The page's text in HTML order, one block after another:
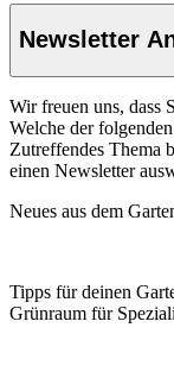
Newsletter
Wir freuen uns, dass
Welche der
Zutreffendes Thema
einen Newsletter
Neues aus dem
Tipps für deinen
Grünraum für